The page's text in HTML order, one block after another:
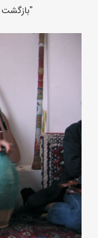
بازگشت به "آتشوني، هتلي با يك ميليون ستاره در كوير"